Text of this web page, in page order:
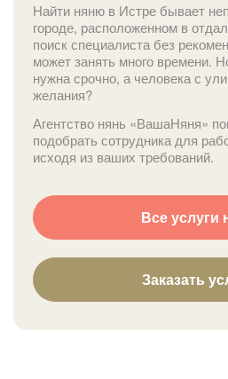
Найти няню в Истре бывает
городе, расположенном в
поиск специалиста без
может занять много времени.
нужна срочно, а человека с
желания?
Агентство нянь «ВашаНяня»
подобрать сотрудника для
исходя из ваших требований.
Все услуги
Заказать